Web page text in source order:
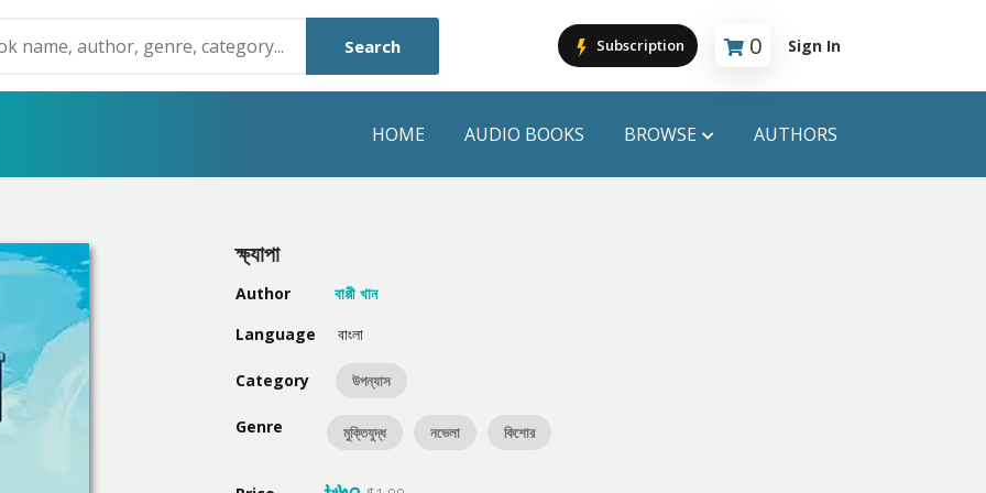
Search Subscription 0
Cart is empty
Sign In
HOME AUDIO BOOKS BROWSE
Humayun Ahmed
Mouri Morium
AUTHORS
ক্ষ্যাপা
Author
বাপ্পী খান
Language
বাংলা
Category উপন্যাস
Genre মুক্তিযুদ্ধ নভেলা কিশোর